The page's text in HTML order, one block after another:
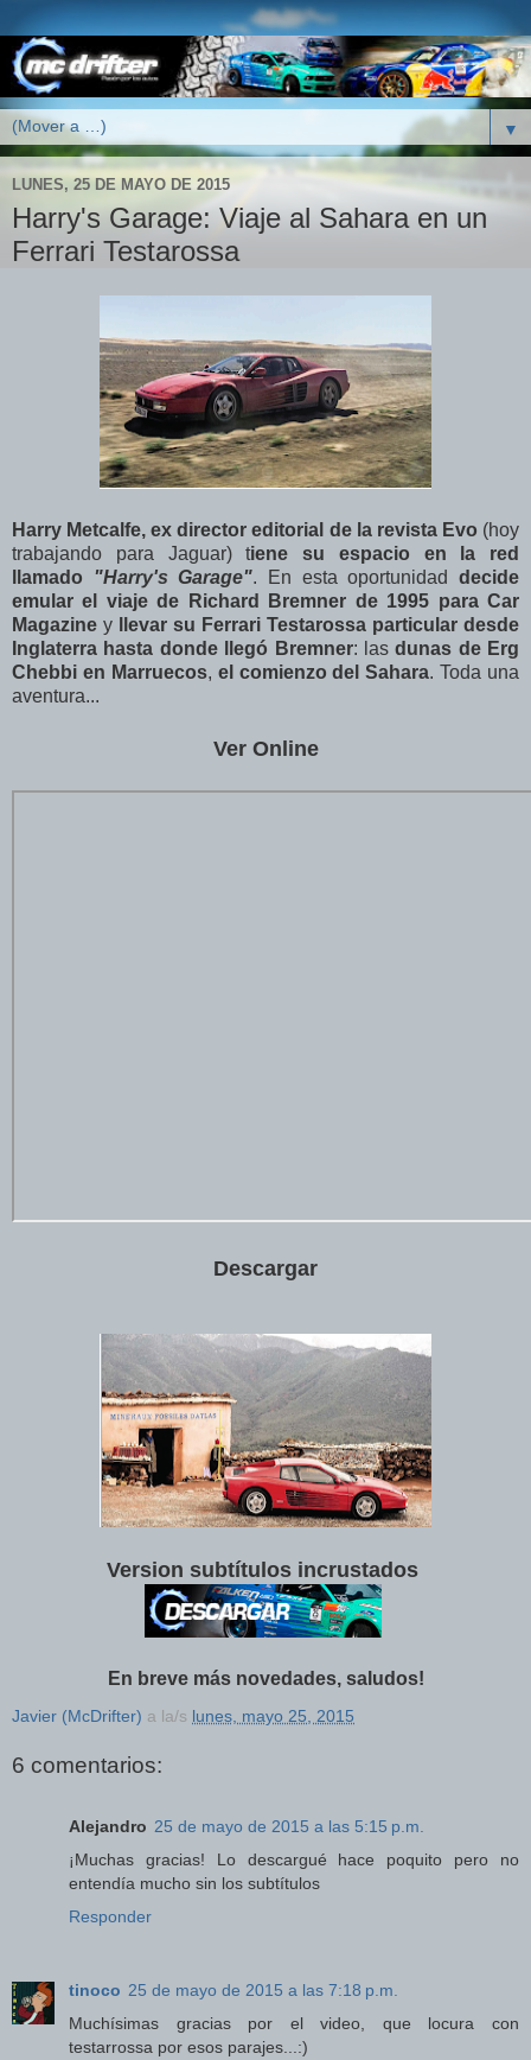
▼
LUNES, 25 DE MAYO DE 2015
Harry's Garage: Viaje al Sahara en un
Ferrari Testarossa
Harry Metcalfe, exdirector editorial de la revista Evo (hoy
trabajando para Jaguar) tiene su espacio en la red
llamado "Harry's Garage". En esta oportunidaddecide
emular el viaje de Richard Bremner de 1995 para Car
Magazine y
llevar su Ferrari Testarossa particular desde
Inglaterra hasta donde llegó Bremner: lasdunas de Erg
Chebbi en Marruecos, el comienzo del Sahara. Toda una
aventura...
Ver Online
Descargar
Version subtítulos incrustados
En breve más novedades, saludos!
Javier (McDrifter) a la/s lunes, mayo 25, 2015
6 comentarios:
Alejandro 25 de mayo de 2015 a las 5:15 p.m.
¡Muchas gracias! Lo descargué hace poquito pero no
entendía mucho sin los subtítulos
Responder
tinoco 25 de mayo de 2015 a las 7:18 p.m.
Muchísimas gracias por el video, que locura con
testarrossa por esos parajes...:)